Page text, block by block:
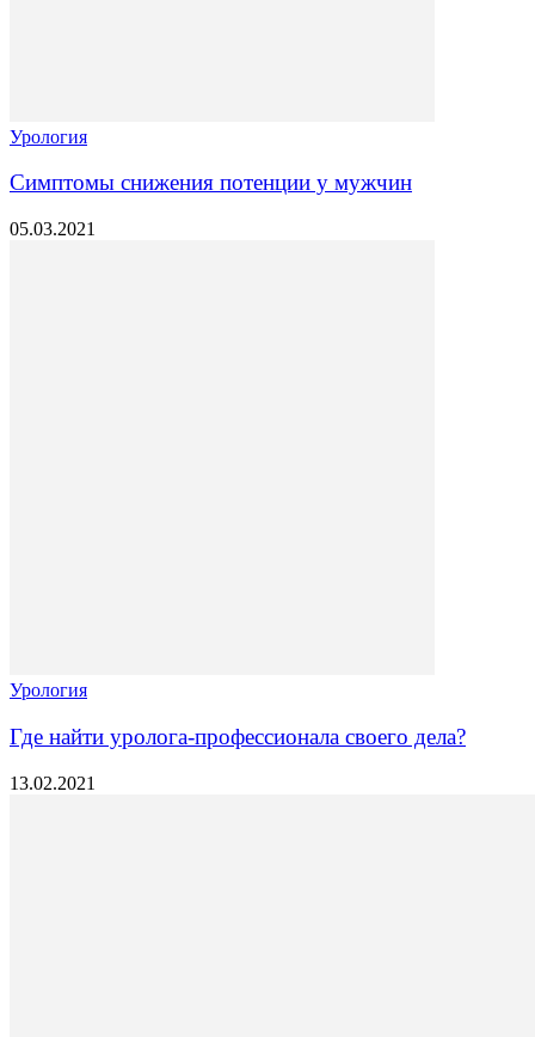
Урология
Симптомы снижения потенции у мужчин
05.03.2021
Урология
Где найти уролога-профессионала своего дела?
13.02.2021